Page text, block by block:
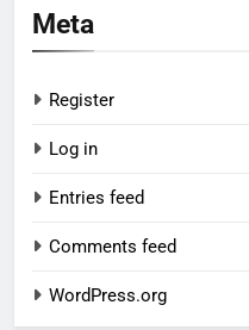
Meta
Register
Log in
Entries feed
Comments feed
WordPress.org